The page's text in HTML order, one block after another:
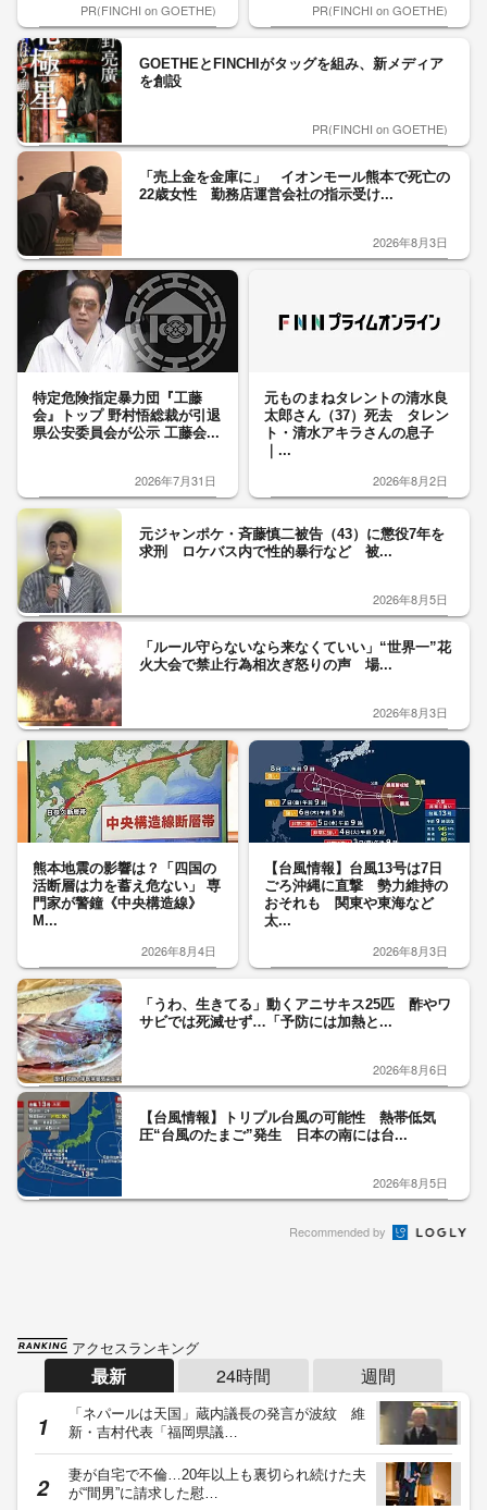
PR(FINCHI on GOETHE) PR(FINCHI on GOETHE)
GOETHEとFINCHIがタッグを組み、新メディア
を創設
PR(FINCHI on GOETHE)
「売上金を金庫に」 イオンモール熊本で死亡の
22歳女性 勤務店運営会社の指示受け...
2026年8月3日
特定危険指定暴力団『工藤
会』トップ 野村悟総裁が引退
県公安委員会が公示 工藤会...
2026年7月31日
元ものまねタレントの清水良
太郎さん（37）死去 タレン
ト・清水アキラさんの息子
｜...
2026年8月2日
元ジャンポケ・斉藤慎二被告（43）に懲役7年を
求刑 ロケバス内で性的暴行など 被...
2026年8月5日
「ルール守らないなら来なくていい」“世界一”花
火大会で禁止行為相次ぎ怒りの声 場...
2026年8月3日
熊本地震の影響は？「四国の
活断層は力を蓄え危ない」 専
門家が警鐘《中央構造線》
M...
2026年8月4日
【台風情報】台風13号は7日
ごろ沖縄に直撃 勢力維持の
おそれも 関東や東海など
太...
2026年8月3日
「うわ、生きてる」動くアニサキス25匹 酢やワ
サビでは死滅せず…「予防には加熱と...
2026年8月6日
【台風情報】トリプル台風の可能性 熱帯低気
圧“台風のたまご”発生 日本の南には台...
2026年8月5日
Recommended by
アクセスランキング
最新 24時間 週間
「ネパールは天国」蔵内議長の発言が波紋 維
新・吉村代表「福岡県議…
妻が自宅で不倫…20年以上も裏切られ続けた夫
が“間男”に請求した慰…